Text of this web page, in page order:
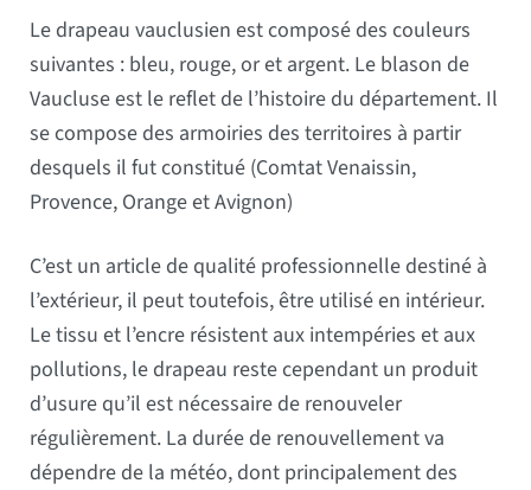
Le drapeau vauclusien est composé des couleurs
suivantes : bleu, rouge, or et argent. Le blason de
Vaucluse est le reflet de l’histoire du département. Il
se compose des armoiries des territoires à partir
desquels il fut constitué (Comtat Venaissin,
Provence, Orange et Avignon)
C’est un article de qualité professionnelle destiné à
l’extérieur, il peut toutefois, être utilisé en intérieur.
Le tissu et l’encre résistent aux intempéries et aux
pollutions, le drapeau reste cependant un produit
d’usure qu’il est nécessaire de renouveler
régulièrement. La durée de renouvellement va
dépendre de la météo, dont principalement des